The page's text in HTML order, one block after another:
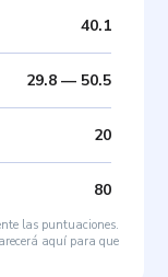
40.1
29.8— 50.5
20
80
las puntuaciones.
aquí para que